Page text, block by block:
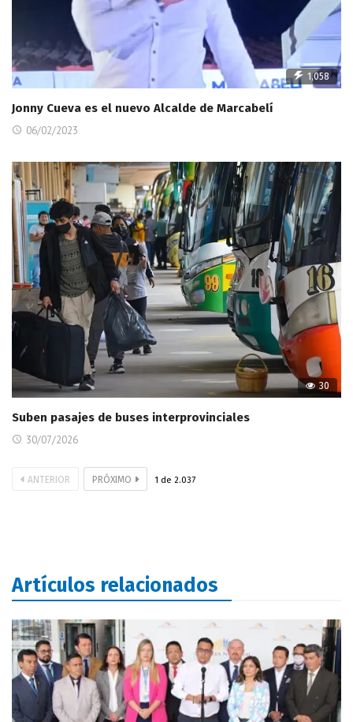
1,058
Jonny Cueva es el nuevo Alcalde de Marcabelí
06/02/2023
30
Suben pasajes de buses interprovinciales
30/07/2026
ANTERIOR PRÓXIMO 1 de 2.037
Artículos relacionados